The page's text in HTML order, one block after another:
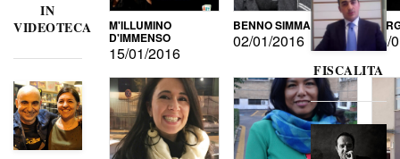
IN
VIDEOTECA
M'ILLUMINO
D'IMMENSO
15/01/2016
BENNO SIMMA
02/01/2016
FISCALITA